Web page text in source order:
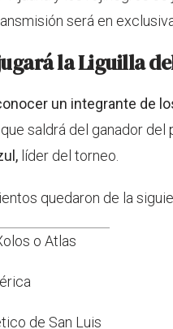
será en
la Liguilla
un integrante de
saldrá del ganador del
líder del torneo.
quedaron de la
o Atlas
de San Luis